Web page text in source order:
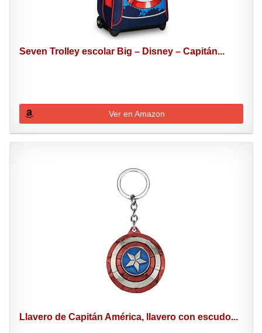
Seven Trolley escolar Big – Disney – Capitán...
Ver en Amazon
Llavero de Capitán América, llavero con escudo...